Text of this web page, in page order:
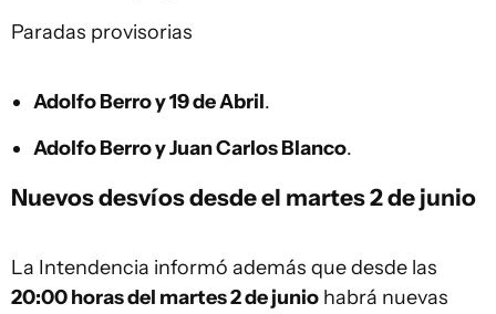
Paradas provisorias
Adolfo Berro y 19 de Abril.
Adolfo Berro y Juan Carlos Blanco.
Nuevos desvíos desde el martes 2 de junio
La Intendencia informó además que desde las
20:00 horas del martes 2 de junio habrá nuevas